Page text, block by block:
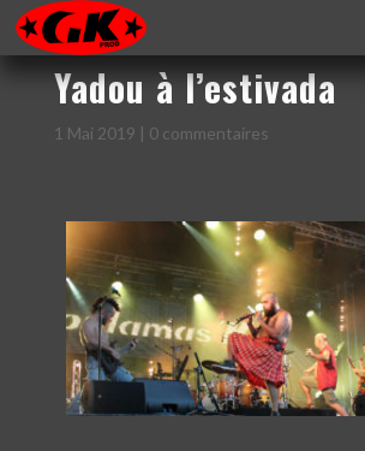
Yadou à l’estivada
1 Mai 2019 | 0 commentaires